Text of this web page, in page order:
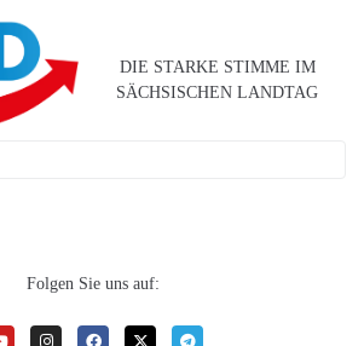
DIE STARKE STIMME IM
SÄCHSISCHEN LANDTAG
Folgen Sie uns auf: